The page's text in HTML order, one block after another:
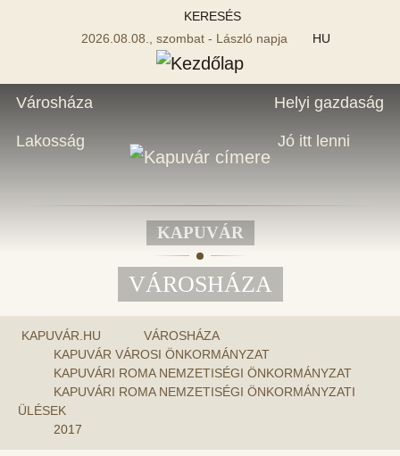
KERESÉS
2026.08.08., szombat - László napja
HU
Városháza
Lakosság
Helyi gazdaság
Jó itt lenni
KAPUVÁR
VÁROSHÁZA
KAPUVÁR.HU
VÁROSHÁZA
KAPUVÁR VÁROSI ÖNKORMÁNYZAT
KAPUVÁRI ROMA NEMZETISÉGI ÖNKORMÁNYZAT
KAPUVÁRI ROMA NEMZETISÉGI ÖNKORMÁNYZATI
ÜLÉSEK
2017